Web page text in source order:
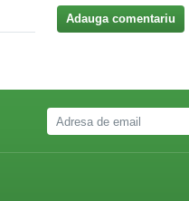
Adauga comentariu